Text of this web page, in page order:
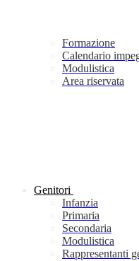
Formazione
Calendario
Modulistica
Area riservata
Genitori
Infanzia
Primaria
Secondaria
Modulistica
Rappresentanti